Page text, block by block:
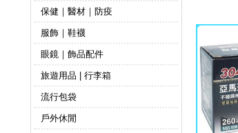
保健｜醫材｜防疫
服飾｜鞋襪
眼鏡｜飾品配件
旅遊用品 | 行李箱
流行包袋
戶外休閒